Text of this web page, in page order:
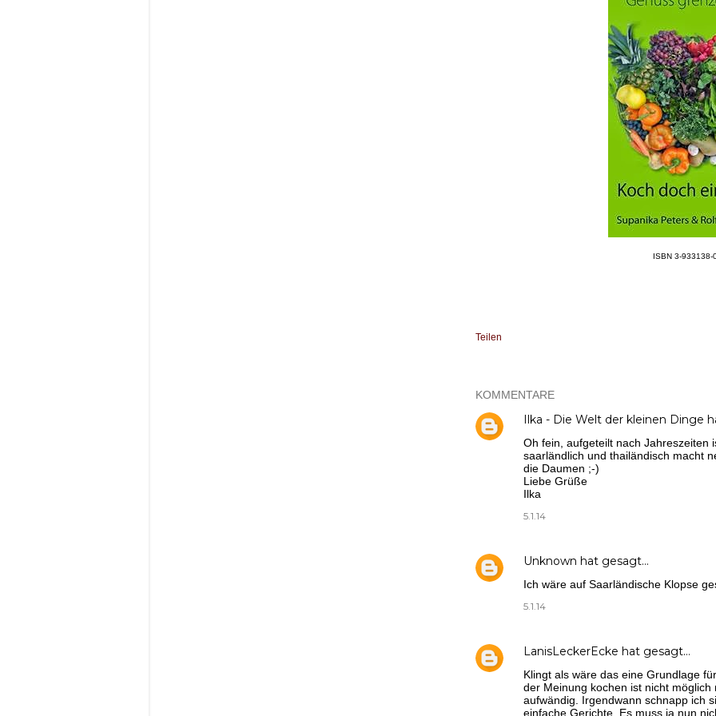
ISBN 3-933138-
Teilen
KOMMENTARE
Ilka - Die Welt der kleinen Dinge
Oh fein, aufgeteilt nach Jahreszeiten
saarländlich und thailändisch macht
die Daumen ;-)
Liebe Grüße
Ilka
5.1.14
Unknown hat gesagt…
Ich wäre auf Saarländische Klopse
5.1.14
LanisLeckerEcke hat gesagt…
Klingt als wäre das eine Grundlage
der Meinung kochen ist nicht
aufwändig. Irgendwann schnapp ich
einfache Gerichte. Es muss ja nun